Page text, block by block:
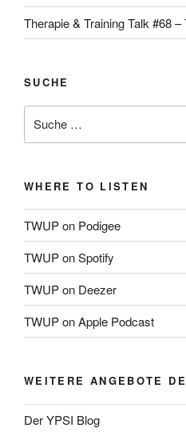
Therapie & Training Talk #68
SUCHE
nach:
WHERE TO LISTEN
TWUP on Podigee
TWUP on Spotify
TWUP on Deezer
TWUP on Apple Podcast
WEITERE ANGEBOTE
Der YPSI Blog